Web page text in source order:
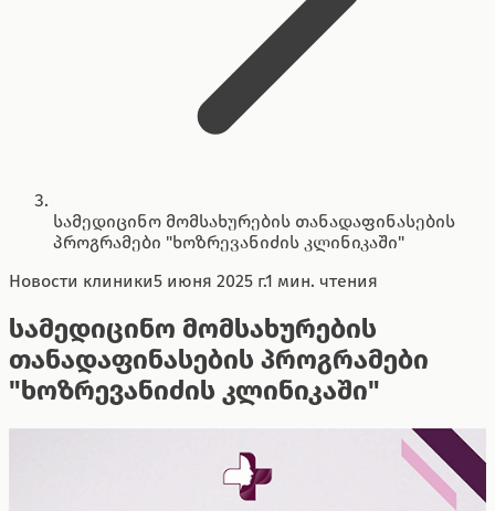
სამედიცინო მომსახურების თანადაფინასების
პროგრამები "ხოზრევანიძის კლინიკაში"
Новости клиники5 июня 2025 г.1 мин. чтения
სამედიცინო მომსახურების
თანადაფინასების პროგრამები
"ხოზრევანიძის კლინიკაში"